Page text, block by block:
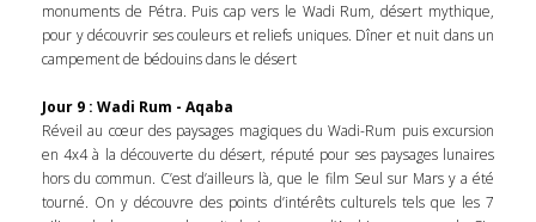
monuments de Pétra. Puis cap vers le Wadi Rum, désert mythique,
pour y découvrir ses couleurs et reliefs uniques. Dîner et nuit dans un
campement de bédouins dans le désert
Jour 9 : Wadi Rum - Aqaba
Réveil au cœur des paysages magiques du Wadi-Rum puis excursion
en 4x4 à la découverte du désert, réputé pour ses paysages lunaires
hors du commun. C’est d’ailleurs là, que le film Seul sur Mars y a été
tourné. On y découvre des points d’intérêts culturels tels que les 7